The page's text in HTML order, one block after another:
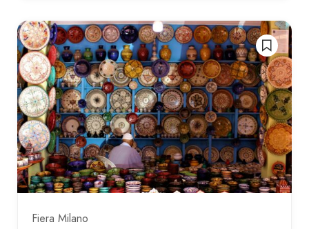
Fiera Milano